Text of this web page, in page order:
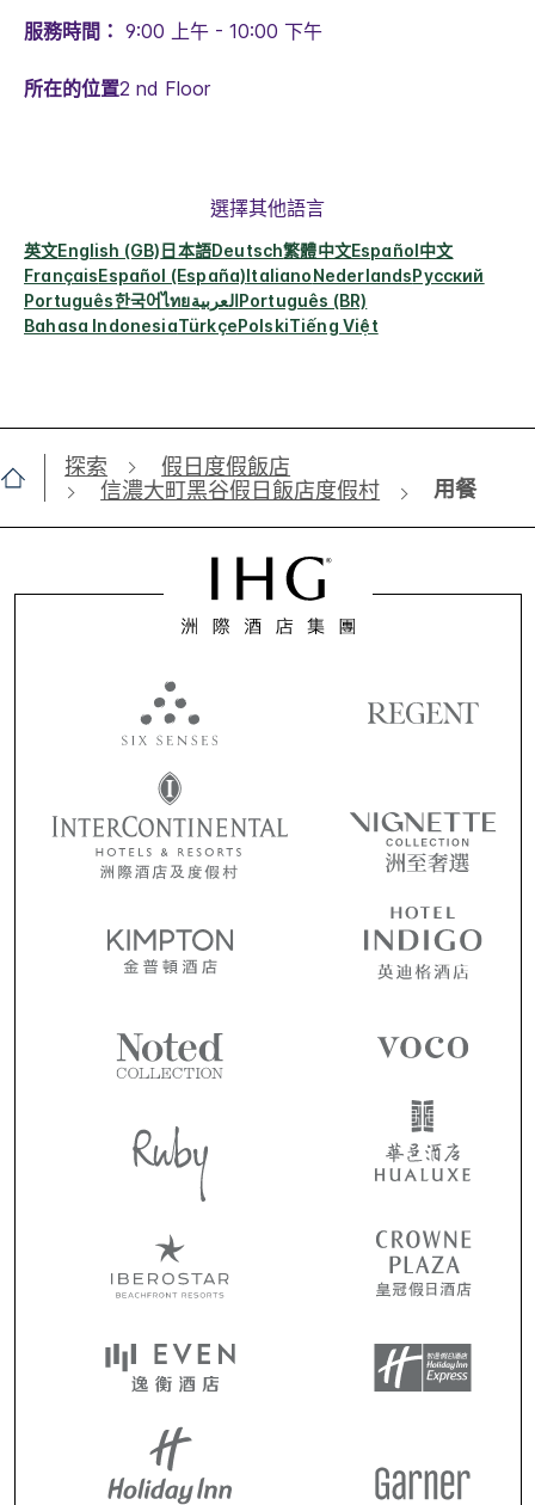
服務時間： 9:00 上午 - 10:00 下午
所在的位置2 nd Floor
選擇其他語言
英文English (GB)日本語Deutsch繁體中文Español中文
FrançaisEspañol (España)ItalianoNederlandsРусский
Português한국어ไทยالعربيةPortuguês (BR)
Bahasa IndonesiaTürkçePolskiTiếng Việt
探索
假日度假飯店
信濃大町黑谷假日飯店度假村
用餐